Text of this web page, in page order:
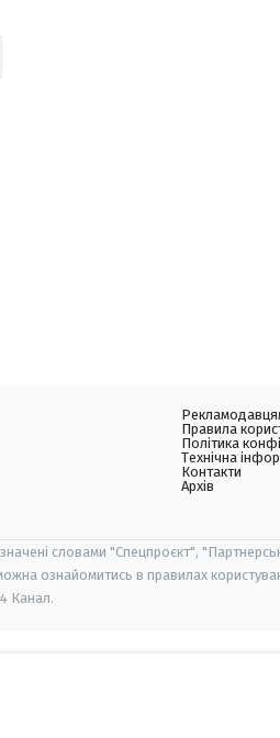
Правила
Політика
Технічна
Контакти
Архів
словами "Спецпроєкт",
ознайомитись в правилах
Канал.